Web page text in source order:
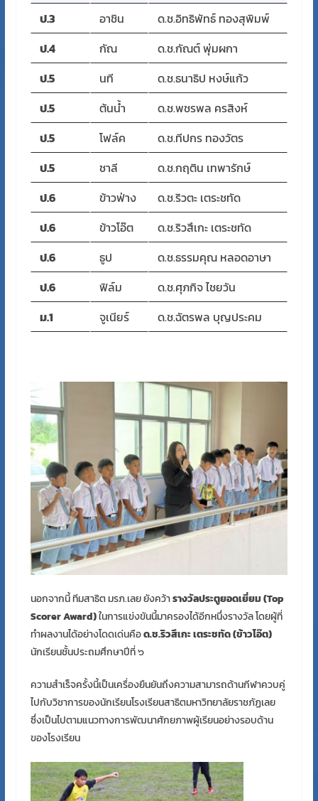
ป.3
อาชิน
ด.ช.อิทธิพัทธ์ ทองสุพิมพ์
ป.4
กัณ
ด.ช.กัณต์ พุ่มผกา
ป.5
นที
ด.ช.ธนาธิป หงษ์แก้ว
ป.5
ต้นน้ำ
ด.ช.พชรพล ครสิงห์
ป.5
โฟล์ค
ด.ช.ทีปกร ทองวัตร
ป.5
ชาลี
ด.ช.กฤติน เทพารักษ์
ป.6
ข้าวฟ่าง
ด.ช.ริวตะ เตระชทัด
ป.6
ข้าวโอ๊ต
ด.ช.ริวสึเกะ เตระชทัด
ป.6
ธูป
ด.ช.ธรรมคุณ หลอดอาษา
ป.6
ฟิล์ม
ด.ช.ศุภกิจ ไชยวัน
ม.1
จูเนียร์ ด.ช.ฉัตรพล บุญประคม
นอกจากนี้ ทีมสาธิต มรภ.เลย ยังคว้ารางวัลประตูยอดเยี่ยม (Top
Scorer Award)ในการแข่งขันนี้มาครองได้อีกหนึ่งรางวัล โดยผู้ที่
ทำผลงานได้อย่างโดดเด่นคือด.ช.ริวสึเกะ เตระชทัด (ข้าวโอ๊ต)
นักเรียนชั้นประถมศึกษาปีที่ ๖
ความสำเร็จครั้งนี้เป็นเครื่องยืนยันถึงความสามารถด้านกีฬาควบคู่
ไปกับวิชาการของนักเรียนโรงเรียนสาธิตมหาวิทยาลัยราชภัฏเลย
ซึ่งเป็นไปตามแนวทางการพัฒนาศักยภาพผู้เรียนอย่างรอบด้าน
ของโรงเรียน